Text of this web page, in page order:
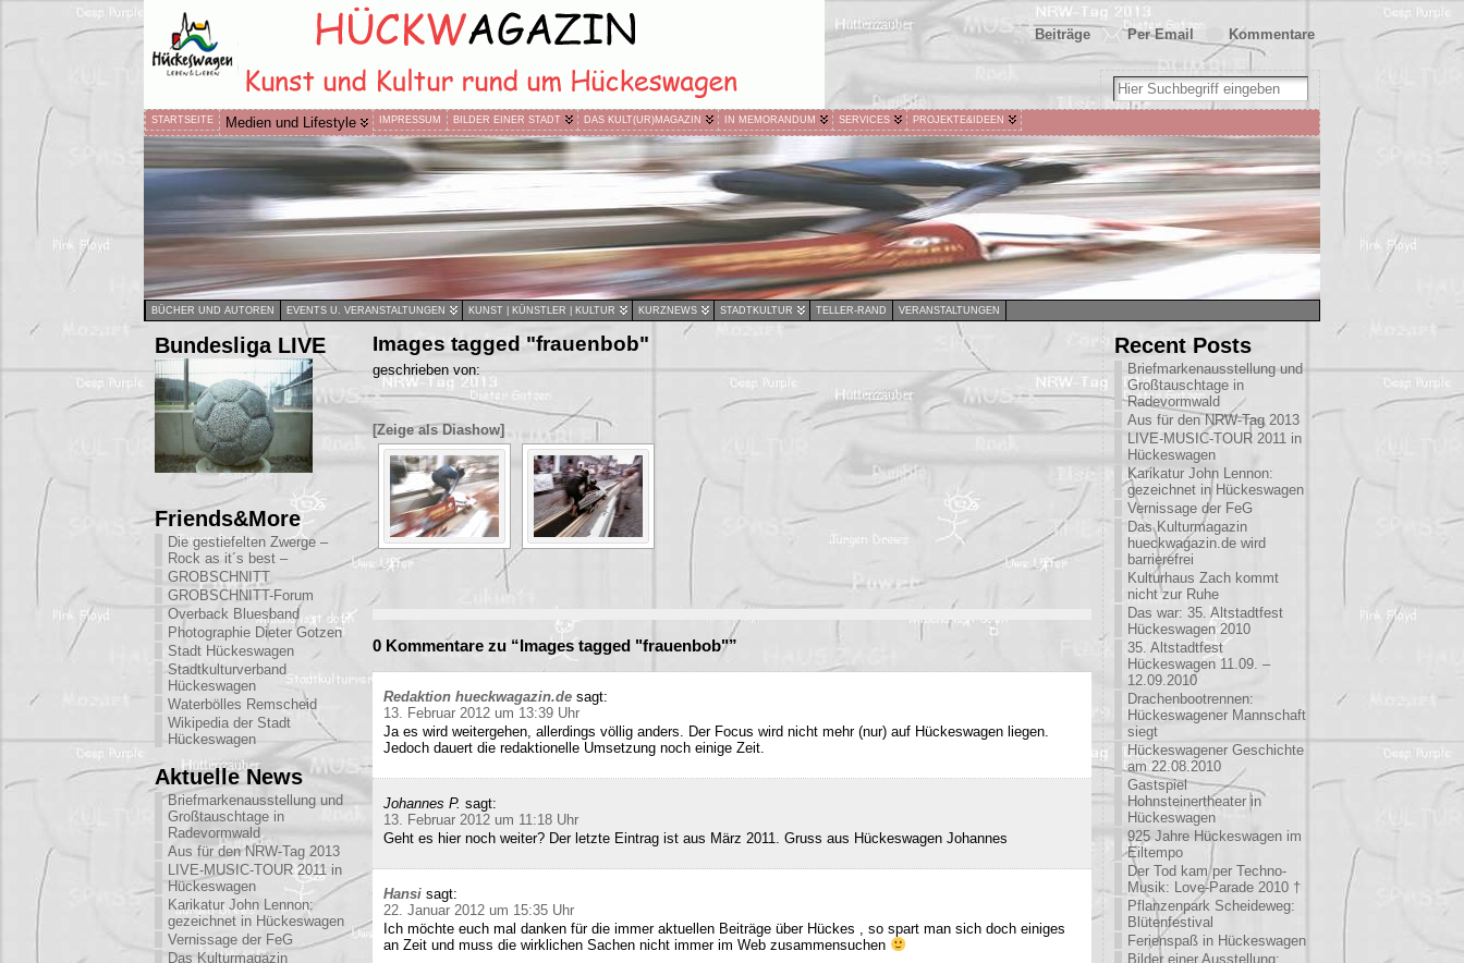
Kommentare
Per Email
Beiträge
STARTSEITE Medien und Lifestyle IMPRESSUM BILDER EINER STADT DAS KULT(UR)MAGAZIN IN MEMORANDUM SERVICES PROJEKTE&IDEEN
BÜCHER UND AUTOREN EVENTS U. VERANSTALTUNGEN KUNST | KÜNSTLER | KULTUR KURZNEWS STADTKULTUR TELLER-RAND VERANSTALTUNGEN
Bundesliga LIVE
Friends&More
Die gestiefelten Zwerge –
Rock as it´s best –
GROBSCHNITT
GROBSCHNITT-Forum
Overback Bluesband
Photographie Dieter Gotzen
Stadt Hückeswagen
Stadtkulturverband
Hückeswagen
Waterbölles Remscheid
Wikipedia der Stadt
Hückeswagen
Aktuelle News
Briefmarkenausstellung und
Großtauschtage in
Radevormwald
Aus für den NRW-Tag 2013
LIVE-MUSIC-TOUR 2011 in
Hückeswagen
Karikatur John Lennon:
gezeichnet in Hückeswagen
Vernissage der FeG
Das Kulturmagazin
Images tagged "frauenbob"
geschrieben von:
[Zeige als Diashow]
0 Kommentare zu “Images tagged "frauenbob"”
Redaktion hueckwagazin.de sagt:
13. Februar 2012 um 13:39 Uhr
Ja es wird weitergehen, allerdings völlig anders. Der Focus wird nicht mehr (nur) auf Hückeswagen liegen.
Jedoch dauert die redaktionelle Umsetzung noch einige Zeit.
Johannes P. sagt:
13. Februar 2012 um 11:18 Uhr
Geht es hier noch weiter? Der letzte Eintrag ist aus März 2011. Gruss aus Hückeswagen Johannes
Hansi sagt:
22. Januar 2012 um 15:35 Uhr
Ich möchte euch mal danken für die immer aktuellen Beiträge über Hückes , so spart man sich doch einiges
an Zeit und muss die wirklichen Sachen nicht immer im Web zusammensuchen
Recent Posts
Briefmarkenausstellung und
Großtauschtage in
Radevormwald
Aus für den NRW-Tag 2013
LIVE-MUSIC-TOUR 2011 in
Hückeswagen
Karikatur John Lennon:
gezeichnet in Hückeswagen
Vernissage der FeG
Das Kulturmagazin
hueckwagazin.de wird
barrierefrei
Kulturhaus Zach kommt
nicht zur Ruhe
Das war: 35. Altstadtfest
Hückeswagen 2010
35. Altstadtfest
Hückeswagen 11.09. –
12.09.2010
Drachenbootrennen:
Hückeswagener Mannschaft
siegt
Hückeswagener Geschichte
am 22.08.2010
Gastspiel
Hohnsteinertheater in
Hückeswagen
925 Jahre Hückeswagen im
Eiltempo
Der Tod kam per Techno-
Musik: Love-Parade 2010 †
Pflanzenpark Scheideweg:
Blütenfestival
Ferienspaß in Hückeswagen
Bilder einer Ausstellung: